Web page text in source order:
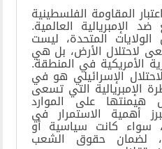
المقاومة الفلسطينية
الإمبريالية العالمية.
المتحدة، ليست
لاحتلال الأرض، بل هي
الأمريكية في المنطقة.
الإسرائيلي هو في
الإمبريالية التي تسعى
على الموارد
أهمية الاستمرار في
سواء كانت سياسية أو
لضمان حقوق الشعب